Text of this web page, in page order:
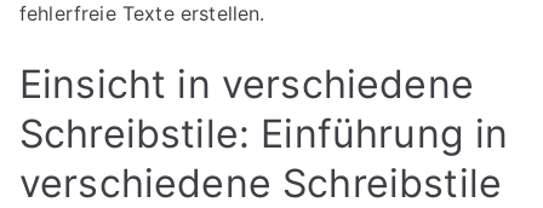
fehlerfreie Texte erstellen.
Einsicht in verschiedene
Schreibstile: Einführung in
verschiedene Schreibstile